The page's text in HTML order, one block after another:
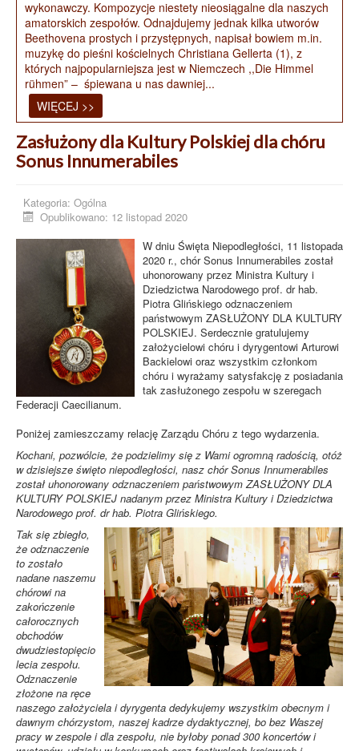
wykonawczy. Kompozycje niestety nieosiągalne dla naszych
amatorskich zespołów. Odnajdujemy jednak kilka utworów
Beethovena prostych i przystępnych, napisał bowiem m.in.
muzykę do pieśni kościelnych Christiana Gellerta (1), z
których najpopularniejsza jest w Niemczech ,,Die Himmel
rühmen” – śpiewana u nas dawniej...
WIĘCEJ >>
Zasłużony dla Kultury Polskiej dla chóru
Sonus Innumerabiles
Kategoria: Ogólna
Opublikowano: 12 listopad 2020
W dniu Święta Niepodległości, 11 listopada
2020 r., chór Sonus Innumerabiles został
uhonorowany przez Ministra Kultury i
Dziedzictwa Narodowego prof. dr hab.
Piotra Glińskiego odznaczeniem
państwowym ZASŁUŻONY DLA KULTURY
POLSKIEJ. Serdecznie gratulujemy
założycielowi chóru i dyrygentowi Arturowi
Backielowi oraz wszystkim członkom
chóru i wyrażamy satysfakcję z posiadania
tak zasłużonego zespołu w szeregach
Federacji Caecilianum.
Poniżej zamieszczamy relację Zarządu Chóru z tego wydarzenia.
Kochani, pozwólcie, że podzielimy się z Wami ogromną radością, otóż
w dzisiejsze święto niepodległości, nasz chór Sonus Innumerabiles
został uhonorowany odznaczeniem państwowym ZASŁUŻONY DLA
KULTURY POLSKIEJ nadanym przez Ministra Kultury i Dziedzictwa
Narodowego prof. dr hab. Piotra Glińskiego.
Tak się zbiegło,
że odznaczenie
to zostało
nadane naszemu
chórowi na
zakończenie
całorocznych
obchodów
dwudziestopięcio
lecia zespołu.
Odznaczenie
złożone na ręce
naszego założyciela i dyrygenta dedykujemy wszystkim obecnym i
dawnym chórzystom, naszej kadrze dydaktycznej, bo bez Waszej
pracy w zespole i dla zespołu, nie byłoby ponad 300 koncertów i